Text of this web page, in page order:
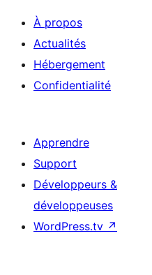
À propos
Actualités
Hébergement
Confidentialité
Apprendre
Support
Développeurs &
développeuses
WordPress.tv ↗